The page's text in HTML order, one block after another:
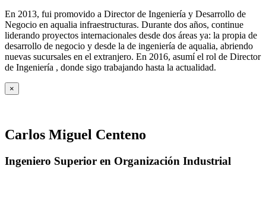
En 2013, fui promovido a Director de Ingeniería y Desarrollo de
Negocio en aqualia infraestructuras. Durante dos años, continue
liderando proyectos internacionales desde dos áreas ya: la propia de
desarrollo de negocio y desde la de ingeniería de aqualia, abriendo
nuevas sucursales en el extranjero. En 2016, asumí el rol de Director
de Ingeniería , donde sigo trabajando hasta la actualidad.
×
Carlos Miguel Centeno
Ingeniero Superior en Organización Industrial